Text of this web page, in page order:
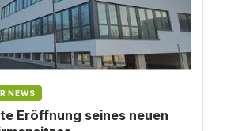
NEWS
Eröffnung seines neuen